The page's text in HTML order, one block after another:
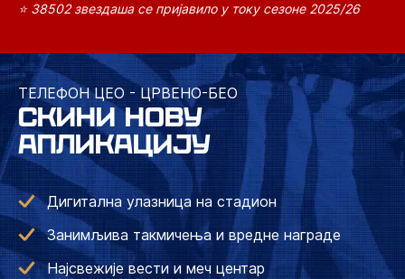
⭐ 38502 звездаша се пријавило у току сезоне 2025/26
ТЕЛЕФОН ЦЕО - ЦРВЕНО-БЕО
СКИНИ НОВУ
АПЛИКАЦИЈУ
Дигитална улазница на стадион
Занимљива такмичења и вредне награде
Најсвежије вести и меч центар